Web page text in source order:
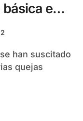
en
quejas